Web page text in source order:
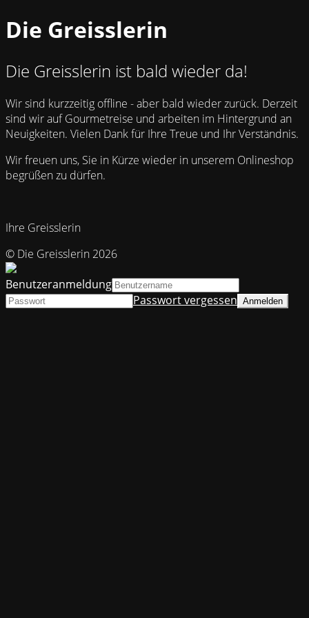
Die Greisslerin
Die Greisslerin ist bald wieder da!
Wir sind kurzzeitig offline - aber bald wieder zurück. Derzeit
sind wir auf Gourmetreise und arbeiten im Hintergrund an
Neuigkeiten. Vielen Dank für Ihre Treue und Ihr Verständnis.
Wir freuen uns, Sie in Kürze wieder in unserem Onlineshop
begrüßen zu dürfen.
Ihre Greisslerin
© Die Greisslerin 2026
Benutzeranmeldung
Passwort vergessen